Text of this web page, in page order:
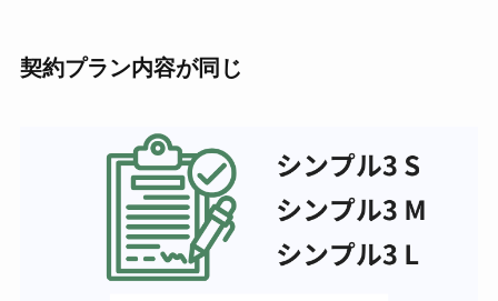
契約プラン内容が同じ